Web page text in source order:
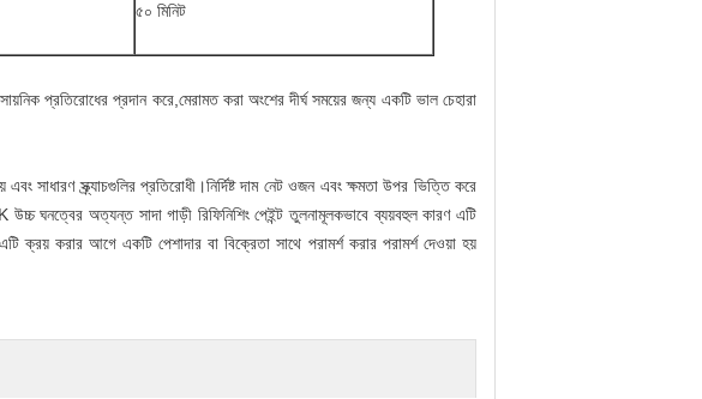
৫০ মিনিট
প্রতিরোধের প্রদান করে,মেরামত করা অংশের দীর্ঘ সময়ের জন্য একটি ভাল চেহারা
সাধারণ স্ক্র্যাচগুলির প্রতিরোধী।নির্দিষ্ট দাম নেট ওজন এবং ক্ষমতা উপর ভিত্তি করে
ঘনত্বের অত্যন্ত সাদা গাড়ী রিফিনিশিং পেইন্ট তুলনামূলকভাবে ব্যয়বহুল কারণ এটি
ক্রয় করার আগে একটি পেশাদার বা বিক্রেতা সাথে পরামর্শ করার পরামর্শ দেওয়া হয়